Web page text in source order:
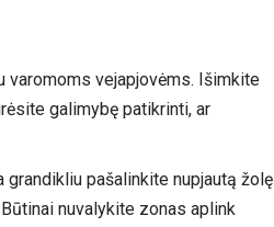
varomoms vejapjovėms. Išimkite
galimybę patikrinti, ar
grandikliu pašalinkite nupjautą žolę
nuvalykite zonas aplink